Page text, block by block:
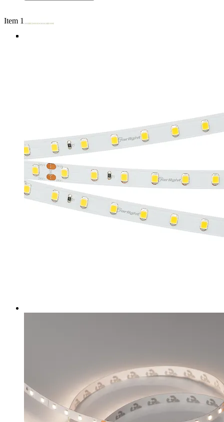
Item 1 of 4